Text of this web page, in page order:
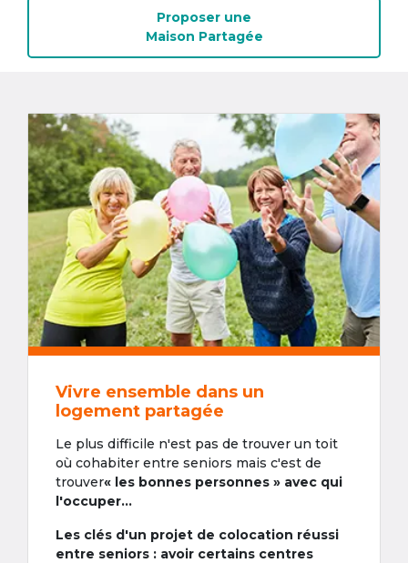
Proposer une
Maison Partagée
Vivre ensemble dans un
logement partagée
Le plus difficile n'est pas de trouver un toit
où cohabiter entre seniors mais c'est de
trouver« les bonnes personnes » avec qui
l'occuper...
Les clés d'un projet de colocation réussi
entre seniors : avoir certains centres